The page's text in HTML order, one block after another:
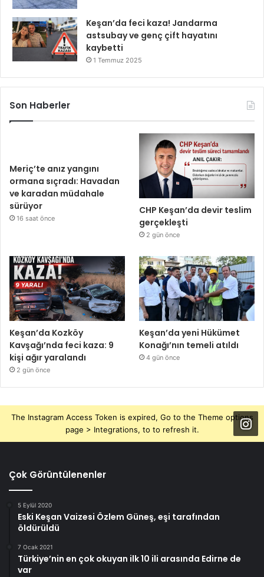
Keşan’da feci kaza! Jandarma
astsubay ve genç çift hayatını
kaybetti
1 Temmuz 2025
Son Haberler
Meriç’te anız yangını
ormana sıçradı: Havadan
ve karadan müdahale
sürüyor
16 saat önce
CHP Keşan’da devir teslim
gerçekleşti
2 gün önce
Keşan’da Kozköy
Kavşağı’nda feci kaza: 9
kişi ağır yaralandı
2 gün önce
Keşan’da yeni Hükümet
Konağı’nın temeli atıldı
4 gün önce
The Instagram Access Token is expired, Go to the Theme options
page > Integrations, to to refresh it.
Çok Görüntülenenler
5 Eylül 2020
Eski Keşan Vaizesi Özlem Güneş, eşi tarafından
öldürüldü
7 Ocak 2021
Türkiye’nin en çok okuyan ilk 10 ili arasında Edirne de
var